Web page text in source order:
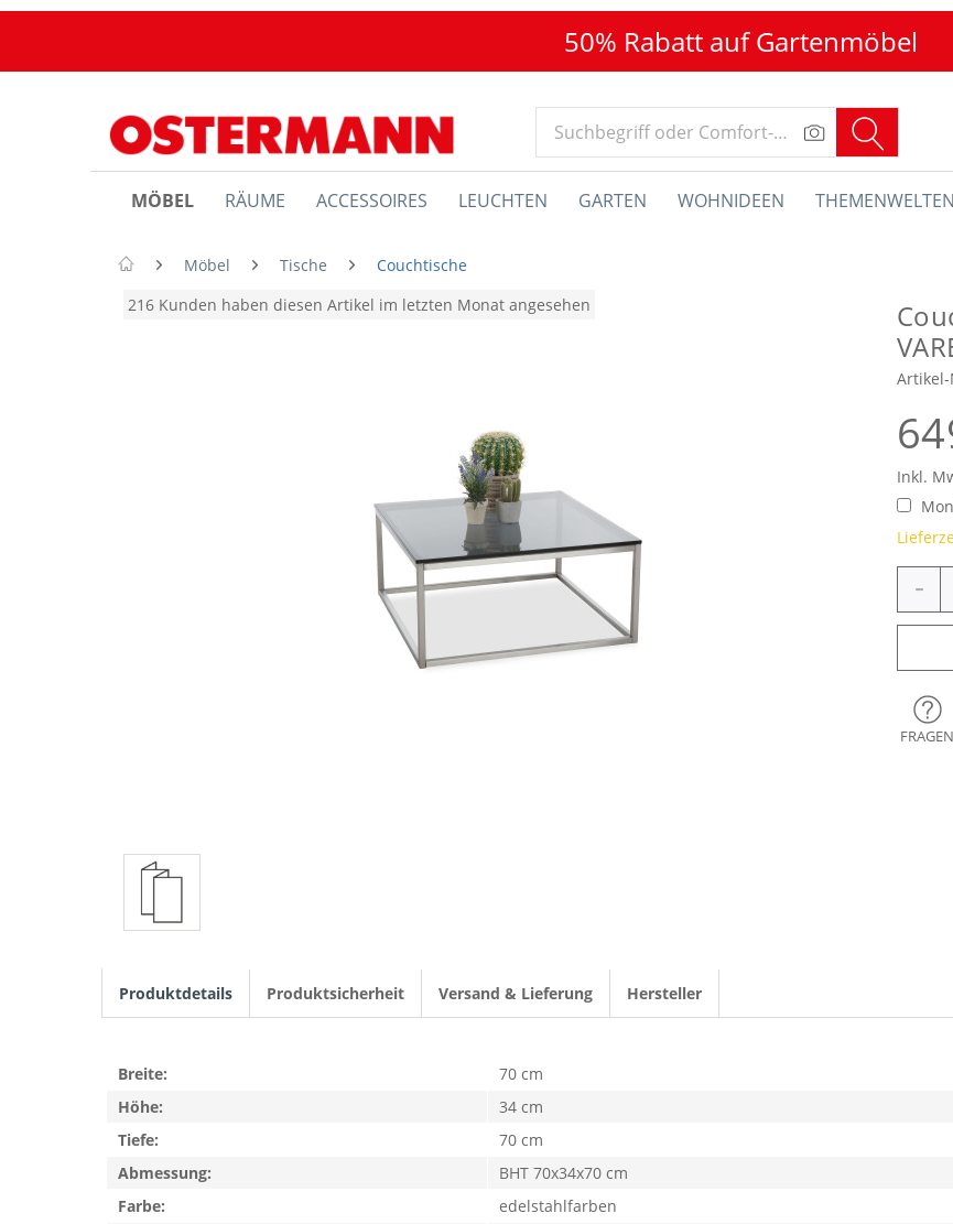
50% Rabatt auf Gartenmöbel
MÖBEL RÄUME ACCESSOIRES LEUCHTEN GARTEN WOHNIDEEN THEMENWELTEN
Möbel Tische
Couchtische
216 Kunden haben diesen Artikel im letzten Monat angesehen
Artikel-
Inkl.
-
FRAGEN
Produktdetails Produktsicherheit Versand & Lieferung Hersteller
Breite:
70 cm
Höhe:
34 cm
Tiefe:
70 cm
Abmessung:
BHT 70x34x70 cm
Farbe:
edelstahlfarben